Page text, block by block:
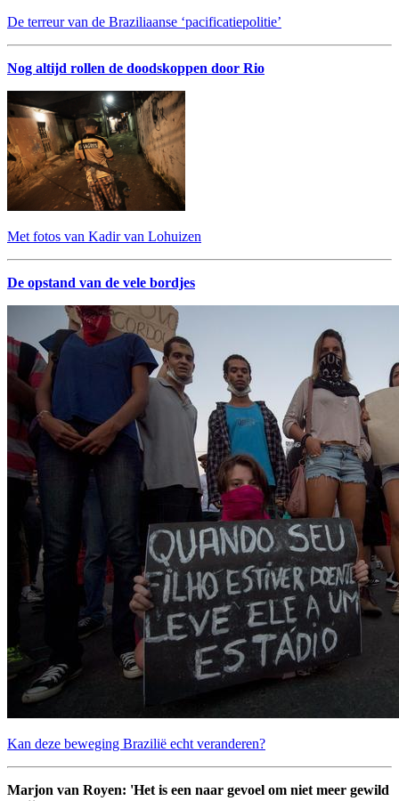
De terreur van de Braziliaanse ‘pacificatiepolitie’
Nog altijd rollen de doodskoppen door Rio
Met fotos van Kadir van Lohuizen
De opstand van de vele bordjes
Kan deze beweging Brazilië echt veranderen?
Marjon van Royen: 'Het is een naar gevoel om niet meer gewild